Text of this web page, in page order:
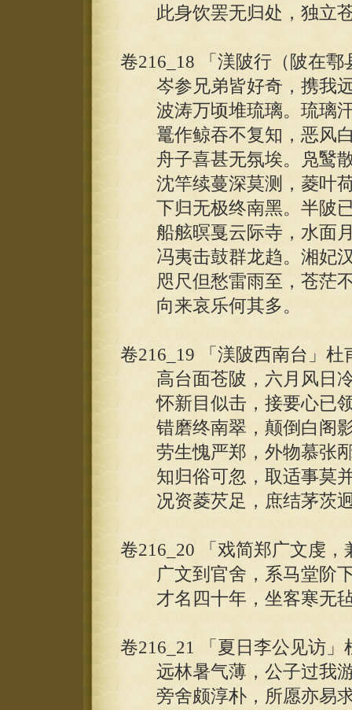
此身饮罢无归处，独立
卷216_18 「渼陂行（陂在
岑参兄弟皆好奇，携我远
波涛万顷堆琉璃。琉璃汗
鼍作鲸吞不复知，恶风白
舟子喜甚无氛埃。凫鹥散
沈竿续蔓深莫测，菱叶荷
下归无极终南黑。半陂已
船舷暝戛云际寺，水面月
冯夷击鼓群龙趋。湘妃汉
咫尺但愁雷雨至，苍茫不
向来哀乐何其多。
卷216_19 「渼陂西南台」杜
高台面苍陂，六月风日冷
怀新目似击，接要心已领
错磨终南翠，颠倒白阁影
劳生愧严郑，外物慕张邴
知归俗可忽，取适事莫并
况资菱芡足，庶结茅茨迥
卷216_20 「戏简郑广文虔
广文到官舍，系马堂阶下
才名四十年，坐客寒无毡
卷216_21 「夏日李公见访」
远林暑气薄，公子过我游
旁舍颇淳朴，所愿亦易求